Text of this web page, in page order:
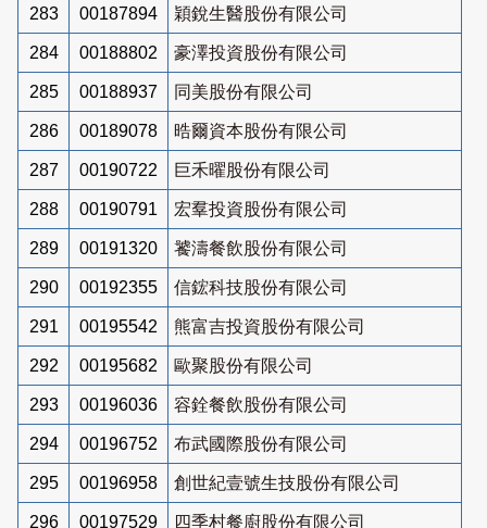
283 00187894 穎銳生醫股份有限公司
284 00188802 豪澤投資股份有限公司
285 00188937 同美股份有限公司
286 00189078 晧爾資本股份有限公司
287 00190722 巨禾曜股份有限公司
288 00190791 宏羣投資股份有限公司
289 00191320 饕濤餐飲股份有限公司
290 00192355 信鋐科技股份有限公司
291 00195542 熊富吉投資股份有限公司
292 00195682 歐聚股份有限公司
293 00196036 容銓餐飲股份有限公司
294 00196752 布武國際股份有限公司
295 00196958 創世紀壹號生技股份有限公司
296 00197529 四季村餐廚股份有限公司